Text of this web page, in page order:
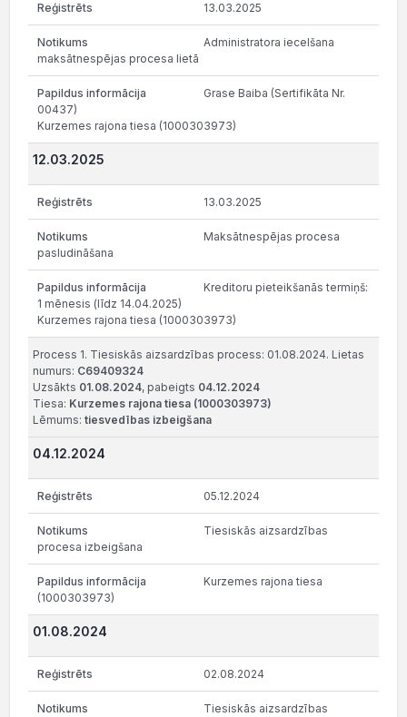
13.03.2025
Administratora iecelšana
maksātnespējas procesa lietā
Grase Baiba (Sertifikāta Nr.
00437)
Kurzemes rajona tiesa (1000303973)
12.03.2025
13.03.2025
Maksātnespējas procesa
pasludināšana
Kreditoru pieteikšanās termiņš:
1 mēnesis (līdz 14.04.2025)
Kurzemes rajona tiesa (1000303973)
Process 1. Tiesiskās aizsardzības process: 01.08.2024. Lietas
numurs: C69409324
Uzsākts 01.08.2024, pabeigts 04.12.2024
Tiesa: Kurzemes rajona tiesa (1000303973)
Lēmums: tiesvedības izbeigšana
04.12.2024
05.12.2024
Tiesiskās aizsardzības
procesa izbeigšana
Kurzemes rajona tiesa
(1000303973)
01.08.2024
02.08.2024
Tiesiskās aizsardzības